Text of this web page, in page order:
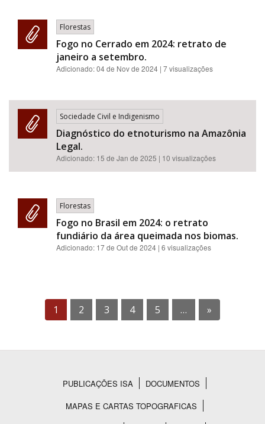
Florestas
Fogo no Cerrado em 2024: retrato de
janeiro a setembro.
Adicionado:04 de Nov de 2024 | 7 visualizações
Sociedade Civil e Indigenismo
Diagnóstico do etnoturismo na Amazônia
Legal.
Adicionado: 15 de Jan de 2025 | 10 visualizações
Florestas
Fogo no Brasil em 2024: o retrato
fundiário da área queimada nos biomas.
Adicionado: 17 de Out de 2024 | 6 visualizações
1 2 3 4 5 … »
Rodapé
PUBLICAÇÕES ISA
DOCUMENTOS
MAPAS E CARTAS TOPOGRAFICAS